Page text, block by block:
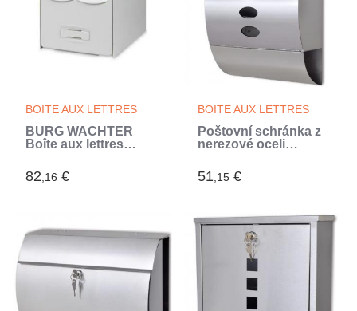
BOITE AUX LETTRES
BURG WACHTER
Boîte aux lettres
galvanisé - 2 portes -
Blanc
82,16 €
BOITE AUX LETTRES
Poštovní schránka z
nerezové oceli
51,15 €